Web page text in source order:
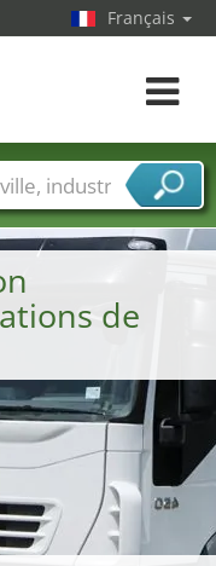
de
Français
Toggle
Secteurs de foire